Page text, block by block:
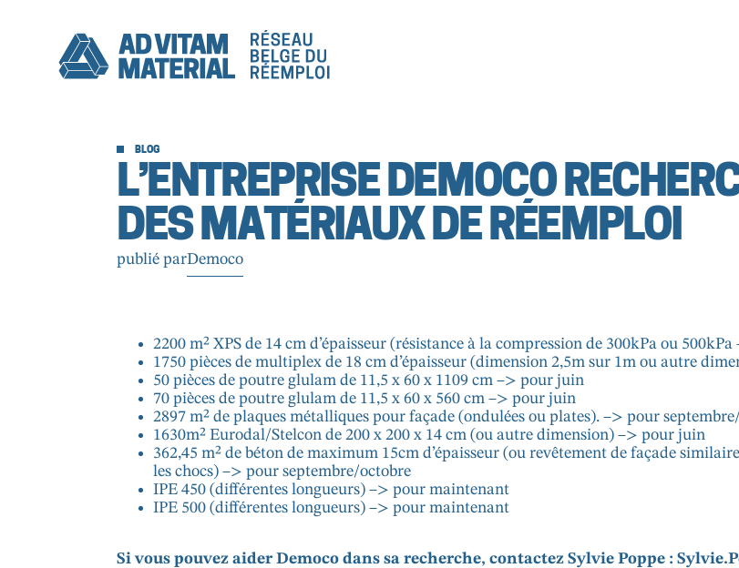
BLOG
L’ENTREPRISE DEMOCO
DES MATÉRIAUX DE RÉEMPLOI
publié parDemoco
2200 m² XPS de 14 cm d’épaisseur (résistance à la compression de 300kPa ou
1750 pièces de multiplex de 18 cm d’épaisseur (dimension 2,5m sur 1m ou autre
50 pièces de poutre glulam de 11,5 x 60 x 1109 cm –> pour juin
70 pièces de poutre glulam de 11,5 x 60 x 560 cm –> pour juin
2897 m² de plaques métalliques pour façade (ondulées ou plates). –> pour
1630m² Eurodal/Stelcon de 200 x 200 x 14 cm (ou autre dimension) –> pour juin
362,45 m² de béton de maximum 15cm d’épaisseur (ou revêtement de façade
les chocs) –> pour septembre/octobre
IPE 450 (différentes longueurs) –> pour maintenant
IPE 500 (différentes longueurs) –> pour maintenant
Si vous pouvez aider Democo dans sa recherche, contactez Sylvie Poppe :